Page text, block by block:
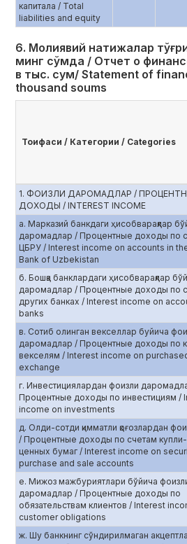
капитала / Total
liabilities and equity
6. Молиявий натижалар
минг сўмда / Отчет о
в тыс. сум/ Statement of
thousand soums
Тоифаси / Категории / Categories
1. ФОИЗЛИ ДАРОМАДЛАР /
ДОХОДЫ / INTEREST INCOME
a. Марказий банкдаги ҳисобварақлар
даромадлар / Процентные доходы по
ЦБРУ / Interest income on accounts in
Bank of Uzbekistan
б. Бошқа банклардаги ҳисобварақлар
даромадлар / Процентные доходы по
других банках / Interest income on
banks
в. Сотиб олинган векселлар буйича
даромадлар / Процентные доходы по
векселям / Interest income on
exchange
г. Инвестициялардан фоизли
Процентные доходы по инвестициям /
income on investments
д. Олди-сотди қимматли қоғозлардан
/ Процентные доходы по счетам
ценных бумаг / Interest income on
purchase and sale accounts
е. Мижоз мажбуриятлари бўйича
даромадлар / Процентные доходы по
обязательствам клиентов / Interest
customer obligations
ж. Шу банкнинг сўндирилмаган